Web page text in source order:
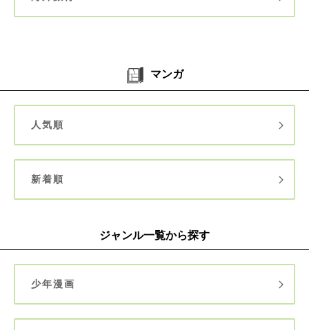
マンガ
人気順
新着順
ジャンル一覧から探す
少年漫画